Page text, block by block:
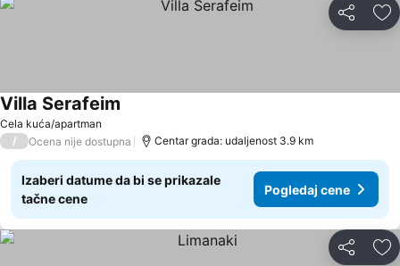
Deli
Cela kuća/apartman
Villa Serafeim
/ Ocena nije dostupna Centar grada: udaljenost 3.9 km
Izaberi datume da bi se prikazale
tačne cene
Pogledaj cene
Deli